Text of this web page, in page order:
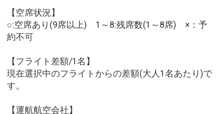
【空席状況】
○:空席あり(9席以上) 1～8:残席数(1～8席) ×：予
約不可
【フライト差額/1名】
現在選択中のフライトからの差額(大人1名あたり)で
す。
【運航航空会社】